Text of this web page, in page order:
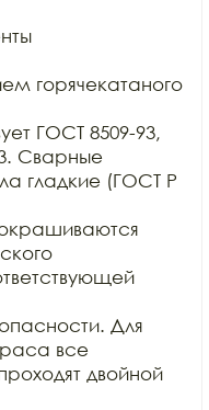
горячекатаного
ГОСТ 8509-93,
Сварные
гладкие (ГОСТ Р
Для
все
двойной